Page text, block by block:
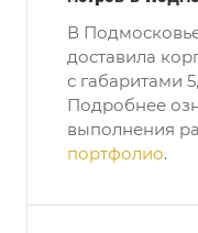
В
доставила
с габаритами
Подробнее
выполнения
портфолио.